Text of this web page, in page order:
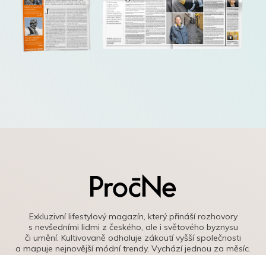
Exkluzivní lifestylový magazín, který přináší rozhovory
s nevšedními lidmi z českého, ale i světového byznysu
či umění. Kultivovaně odhaluje zákoutí vyšší společnosti
a mapuje nejnovější módní trendy. Vychází jednou za měsíc.